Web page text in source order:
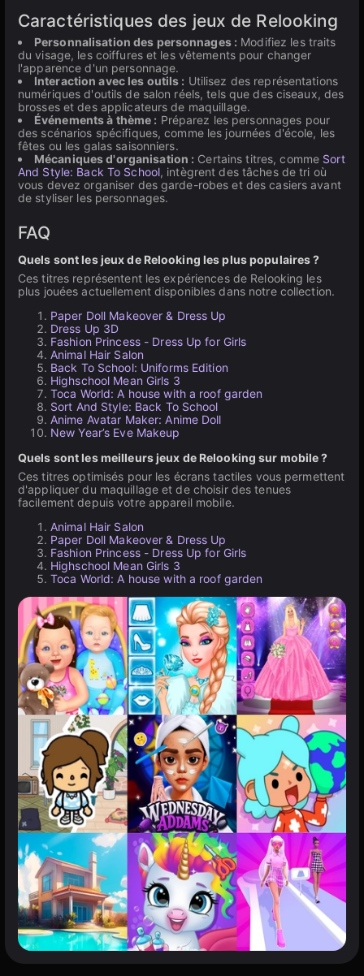
Caractéristiques des jeux de Relooking
Personnalisation des personnages : Modifiez les traits
du visage, les coiffures et les vêtements pour changer
l'apparence d'un personnage.
Interaction avec les outils : Utilisez des représentations
numériques d'outils de salon réels, tels que des ciseaux, des
brosses et des applicateurs de maquillage.
Événements à thème : Préparez les personnages pour
des scénarios spécifiques, comme les journées d'école, les
fêtes ou les galas saisonniers.
Mécaniques d'organisation : Certains titres, comme Sort
And Style: Back To School, intègrent des tâches de tri où
vous devez organiser des garde-robes et des casiers avant
de styliser les personnages.
FAQ
Quels sont les jeux de Relooking les plus populaires ?
Ces titres représentent les expériences de Relooking les
plus jouées actuellement disponibles dans notre collection.
Paper Doll Makeover & Dress Up
Dress Up 3D
Fashion Princess - Dress Up for Girls
Animal Hair Salon
Back To School: Uniforms Edition
Highschool Mean Girls 3
Toca World: A house with a roof garden
Sort And Style: Back To School
Anime Avatar Maker: Anime Doll
New Year’s Eve Makeup
Quels sont les meilleurs jeux de Relooking sur mobile ?
Ces titres optimisés pour les écrans tactiles vous permettent
d'appliquer du maquillage et de choisir des tenues
facilement depuis votre appareil mobile.
Animal Hair Salon
Paper Doll Makeover & Dress Up
Fashion Princess - Dress Up for Girls
Highschool Mean Girls 3
Toca World: A house with a roof garden